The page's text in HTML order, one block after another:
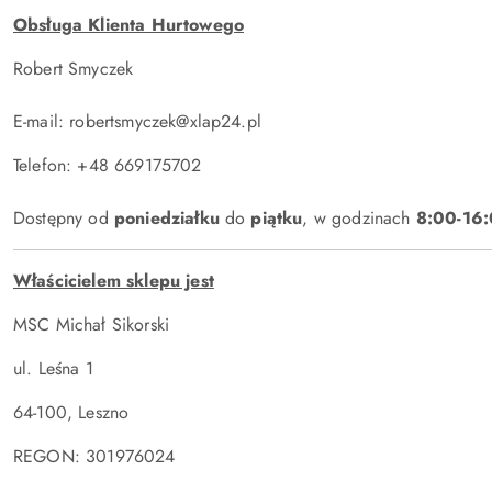
Obsługa Klienta Hurtowego
Robert Smyczek
E-mail: robertsmyczek@xlap24.pl
Telefon: +48 669175702
Dostępny od poniedziałkudo piątku, w godzinach 8:00-
Właścicielem sklepu jest
MSC Michał Sikorski
ul. Leśna 1
64-100, Leszno
REGON: 301976024